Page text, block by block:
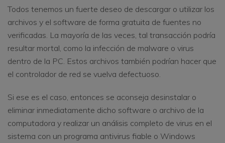
Todos tenemos un fuerte deseo de descargar o utilizar los
archivos y el software de forma gratuita de fuentes no
verificadas. La mayoría de las veces, tal transacción podría
resultar mortal, como la infección de malware o virus
dentro de la PC. Estos archivos también podrían hacer que
el controlador de red se vuelva defectuoso.
Si ese es el caso, entonces se aconseja desinstalar o
eliminar inmediatamente dicho software o archivo de la
computadora y realizar un análisis completo de virus en el
sistema con un programa antivirus fiable o Windows